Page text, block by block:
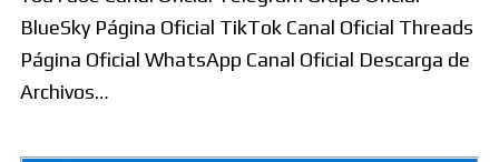
BlueSky Página Oficial TikTok Canal Oficial Threads
Página Oficial WhatsApp Canal Oficial Descarga de
Archivos…